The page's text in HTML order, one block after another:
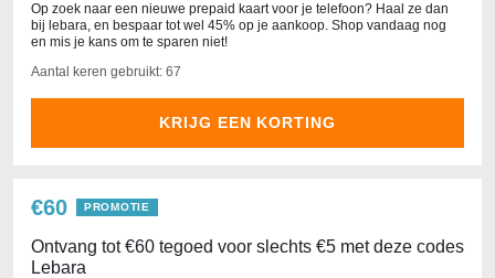
Op zoek naar een nieuwe prepaid kaart voor je telefoon? Haal ze dan
bij lebara, en bespaar tot wel 45% op je aankoop. Shop vandaag nog
en mis je kans om te sparen niet!
Aantal keren gebruikt: 67
KRIJG EEN KORTING
€60 PROMOTIE
Ontvang tot €60 tegoed voor slechts €5 met deze codes
Lebara